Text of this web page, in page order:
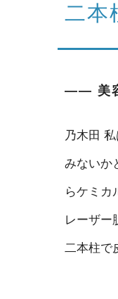
二本
―― 美容
乃木田
みないか
らケミカ
レーザー
二本柱で